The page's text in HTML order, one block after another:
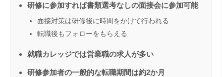
研修に参加すれば書類選考なしの面接会に参加可能
面接対策は研修後に時間をかけて行われる
転職後もフォローをもらえる
就職カレッジでは営業職の求人が多い
研修参加者の一般的な転職期間は約2か月